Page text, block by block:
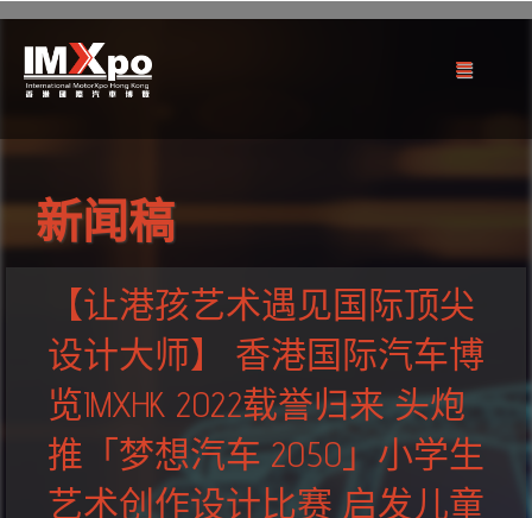
新闻稿
【让港孩艺术遇见国际顶尖
设计大师】 香港国际汽车博
览IMXHK 2022载誉归来 头炮
推「梦想汽车 2050」小学生
艺术创作设计比赛 启发儿童